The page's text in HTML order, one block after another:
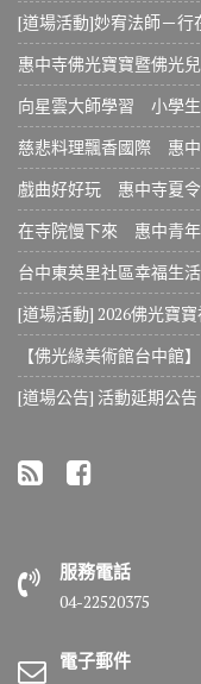
[道場活動]妙宥法師－
惠中寺佛光寶寶暨佛光
向星雲大師學習 小學
慈悲料理飄香國際 惠
戲曲好好玩 惠中寺夏
在寺院慢下來 惠中青
台中東英里社區幸福生
[道場活動] 2026佛光寶
【佛光緣美術館台中館
[道場公告] 活動延期公
服務電話
04-22520375
電子郵件